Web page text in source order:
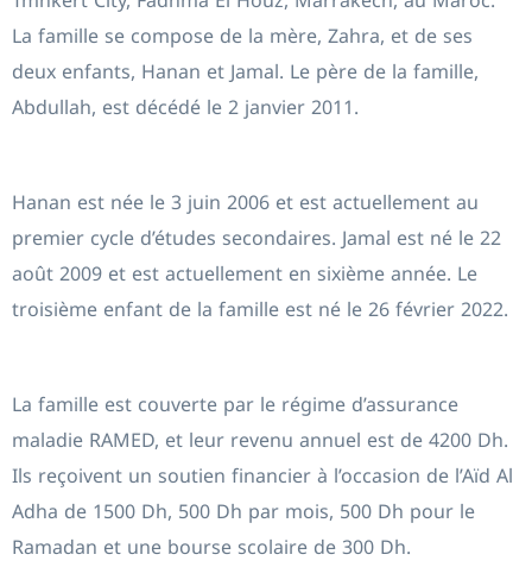
La famille se compose de la mère, Zahra, et de ses
deux enfants, Hanan et Jamal. Le père de la famille,
Abdullah, est décédé le 2 janvier 2011.
Hanan est née le 3 juin 2006 et est actuellement au
premier cycle d’études secondaires. Jamal est né le 22
août 2009 et est actuellement en sixième année. Le
troisième enfant de la famille est né le 26 février 2022.
La famille est couverte par le régime d’assurance
maladie RAMED, et leur revenu annuel est de 4200 Dh.
Ils reçoivent un soutien financier à l’occasion de l’Aïd Al
Adha de 1500 Dh, 500 Dh par mois, 500 Dh pour le
Ramadan et une bourse scolaire de 300 Dh.